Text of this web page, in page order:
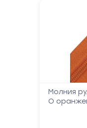
Молния
О